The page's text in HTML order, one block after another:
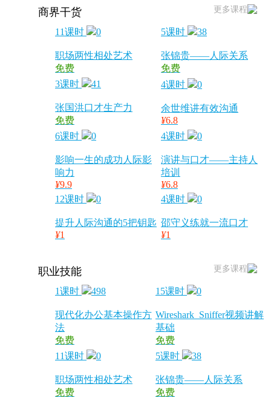
更多课程
商界干货
11课时 0
职场两性相处艺术
免费
5课时 38
张锦贵——人际关系
免费
3课时
41
张国洪口才生产力
免费
4课时 0
余世维讲有效沟通
¥6.8
6课时
0
影响一生的成功人际影
响力
¥9.9
4课时 0
演讲与口才——主持人
培训
¥6.8
12课时
0
提升人际沟通的5把钥匙
¥1
4课时 0
邵守义练就一流口才
¥1
更多课程
职业技能
1课时 498
现代化办公基本操作方
法
免费
15课时 0
Wireshark_Sniffer视频讲解
基础
免费
11课时
0
职场两性相处艺术
免费
5课时 38
张锦贵——人际关系
免费